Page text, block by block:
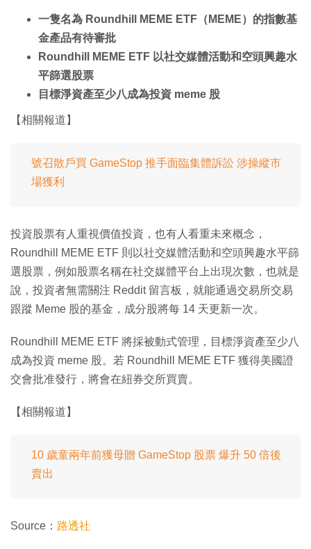
一隻名為 Roundhill MEME ETF（MEME）的指數基
金產品有待審批
Roundhill MEME ETF 以社交媒體活動和空頭興趣水
平篩選股票
目標淨資產至少八成為投資 meme 股
【相關報道】
號召散戶買 GameStop 推手面臨集體訴訟 涉操縱市
場獲利
投資股票有人重視價值投資，也有人看重未來概念，
Roundhill MEME ETF 則以社交媒體活動和空頭興趣水平篩
選股票，例如股票名稱在社交媒體平台上出現次數，也就是
說，投資者無需關注 Reddit 留言板，就能通過交易所交易
跟蹤 Meme 股的基金，成分股將每 14 天更新一次。
Roundhill MEME ETF 將採被動式管理，目標淨資產至少八
成為投資 meme 股。若 Roundhill MEME ETF 獲得美國證
交會批准發行，將會在紐券交所買賣。
【相關報道】
10 歲童兩年前獲母贈 GameStop 股票 爆升 50 倍後
賣出
Source： 路透社